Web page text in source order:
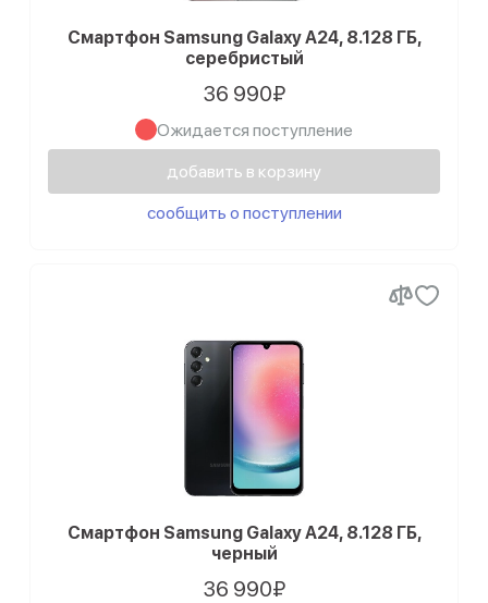
Смартфон Samsung Galaxy A24, 8.128 ГБ,
серебристый
36 990₽
Ожидается поступление
добавить в корзину
сообщить о поступлении
Смартфон Samsung Galaxy A24, 8.128 ГБ,
черный
36 990₽